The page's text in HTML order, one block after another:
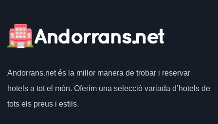
Andorrans.netés la millor manera de trobar i reservar
hotels a tot el món. Oferim una selecció variada d’hotels de
tots els preus i estils.